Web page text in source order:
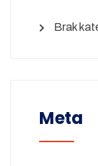
Brak
Meta